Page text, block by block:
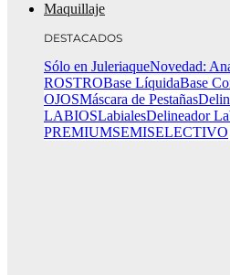
Maquillaje
DESTACADOS
Sólo en JuleriaqueNovedad:
ROSTROBase LíquidaBase
OJOSMáscara de Pestañas
LABIOSLabialesDelineador
PREMIUMSEMISELECTIVO